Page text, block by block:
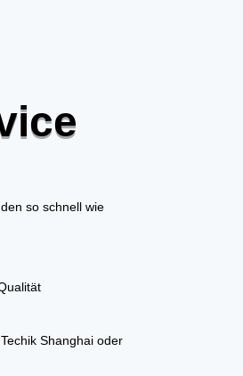
so schnell wie
Shanghai oder